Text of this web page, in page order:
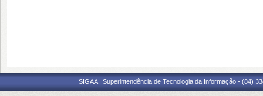
SIGAA | Superintendência de Tecnologia da Informação - (84)